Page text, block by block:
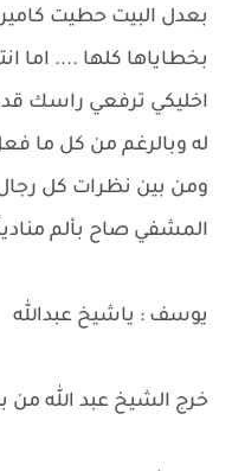
بعدل البيت حطيت
بخطاياها كلها .... اما
اخليكي ترفعي راسك
له وبالرغم من كل ما
ومن بين نظرات كل رجال
المشفي صاح بألم
يوسف : ياشيخ عبدالله
خرج الشيخ عبد الله من